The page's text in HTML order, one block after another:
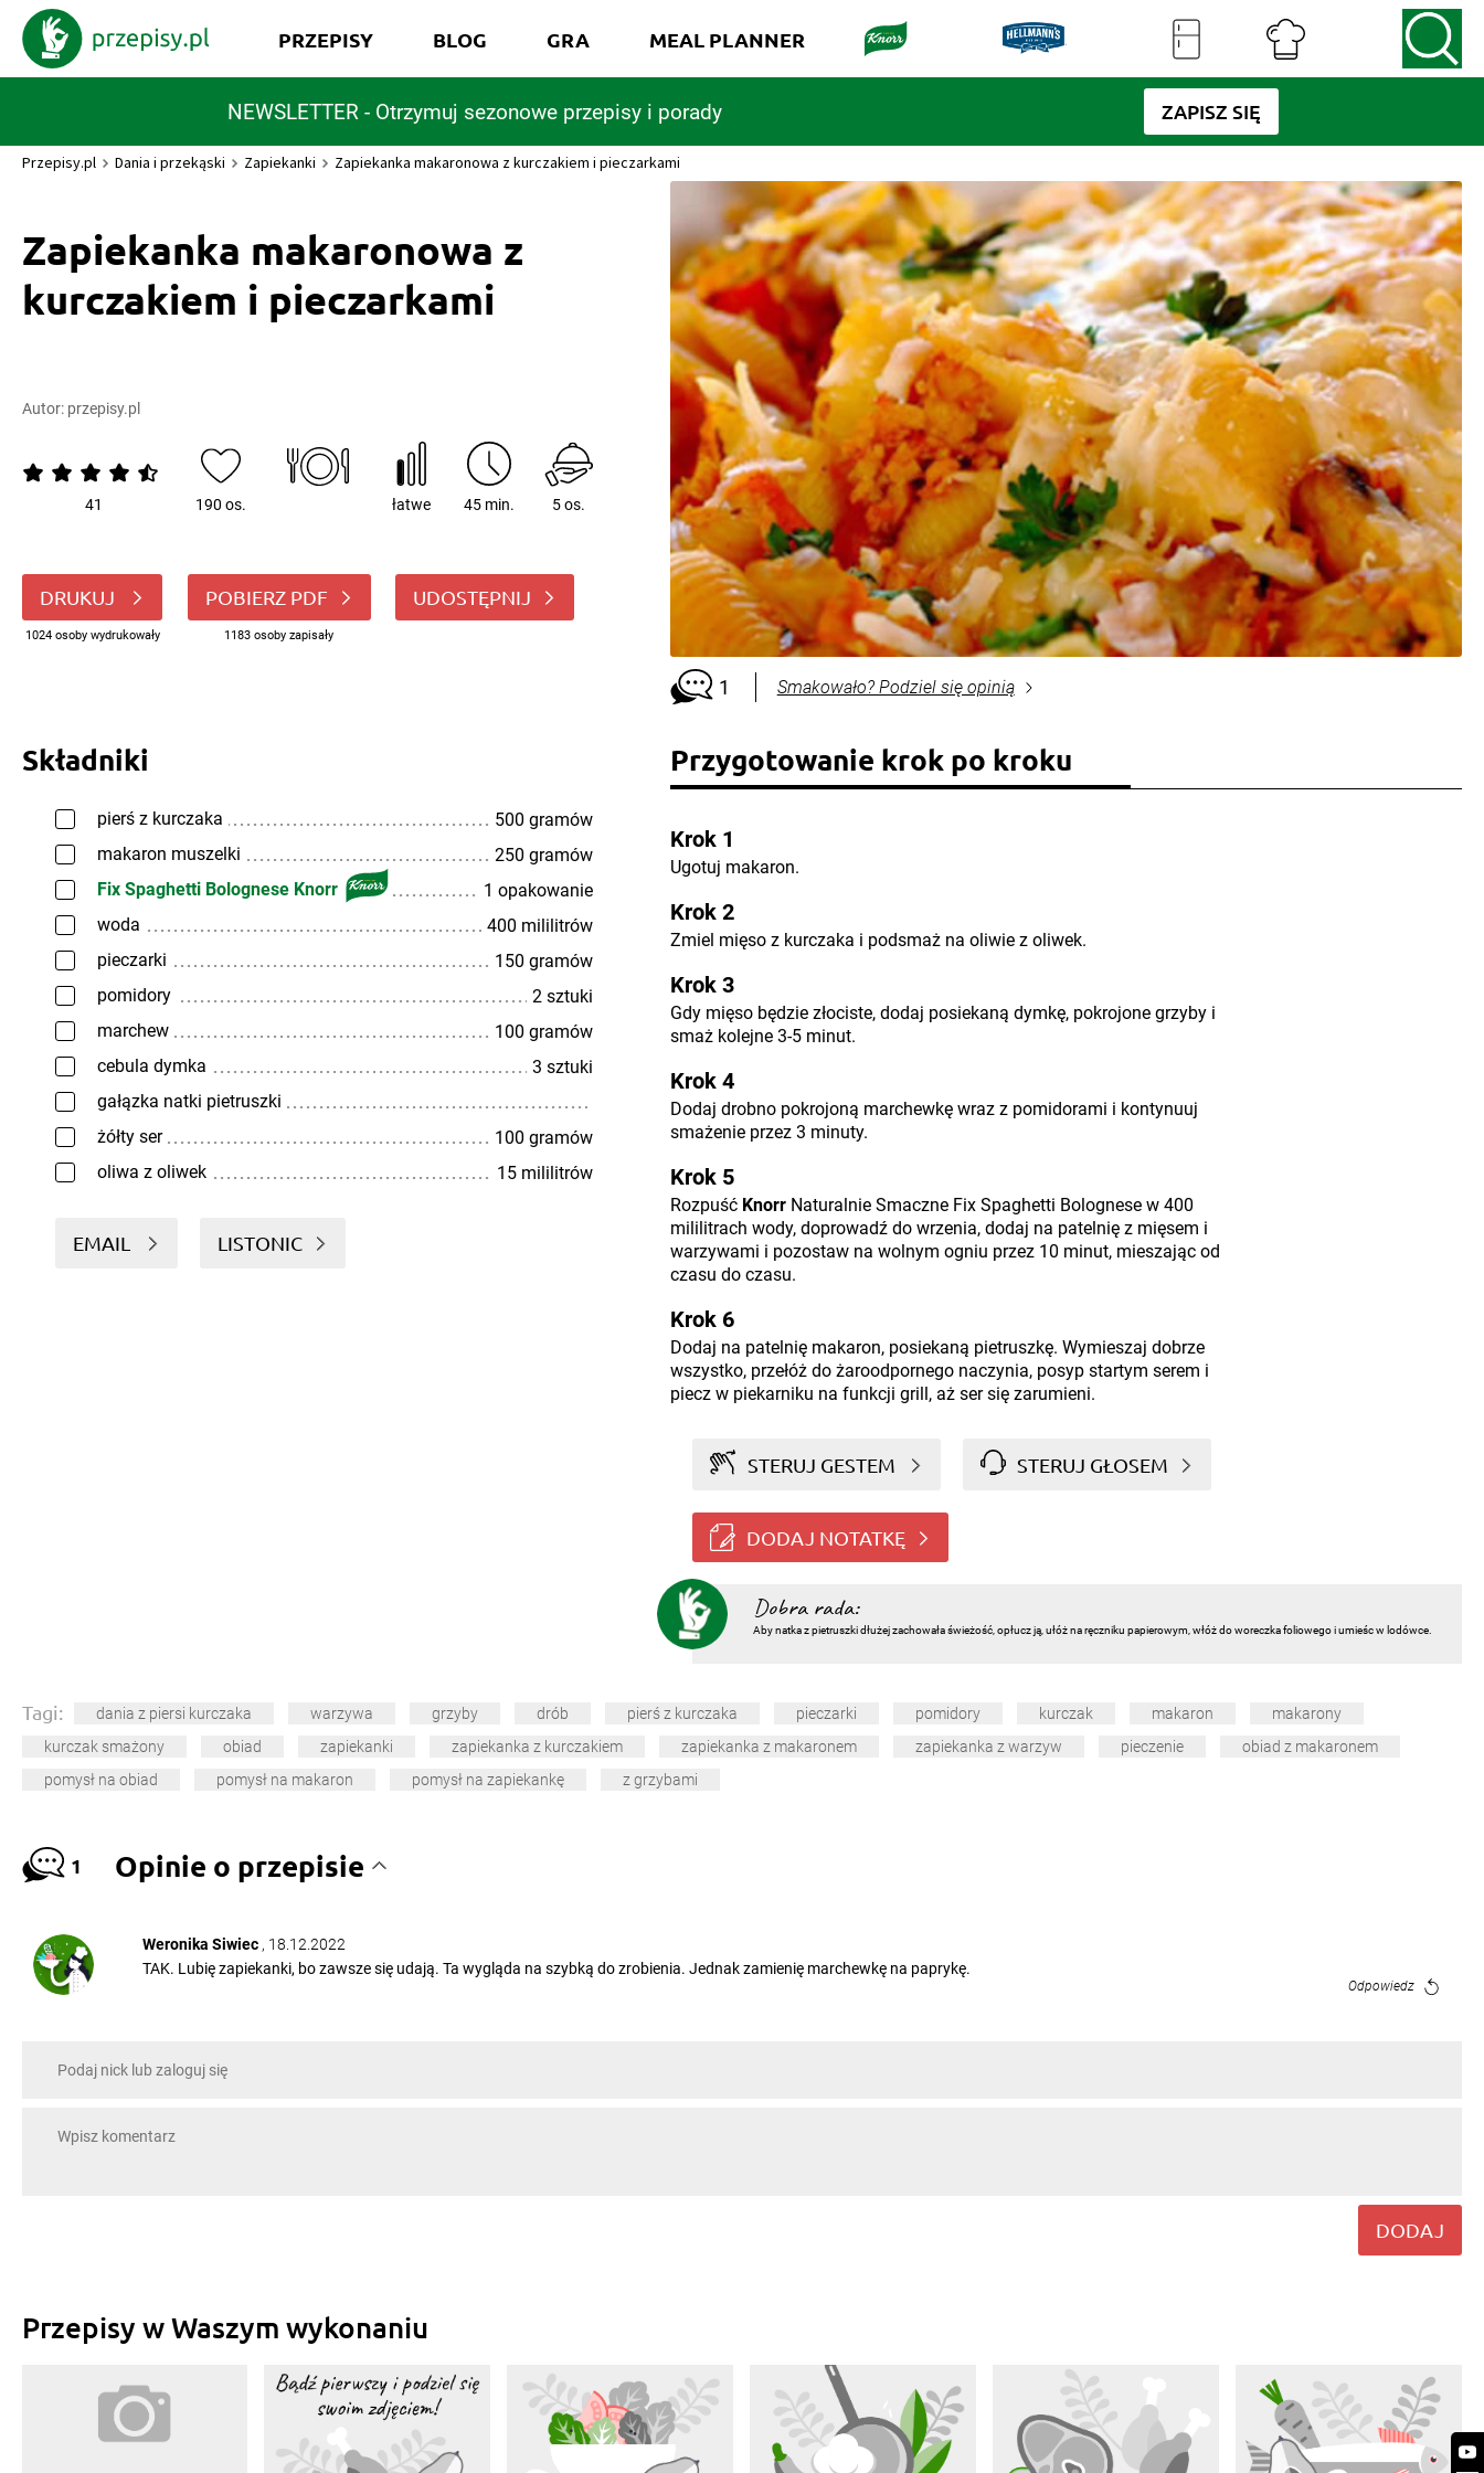
NEWSLETTER - Otrzymuj sezonowe przepisy i porady ZAPISZ SIĘ
PRZEPISY BLOG GRA MEAL PLANNER
Przepisy.pl Dania i przekąski Zapiekanki Zapiekanka makaronowa z kurczakiem i pieczarkami
Zapiekanka makaronowa z
kurczakiem i pieczarkami
Autor: przepisy.pl
41 190 os. łatwe 45 min. 5 os.
DRUKUJ
1024 osoby wydrukowały
POBIERZ PDF
1183 osoby zapisały
UDOSTĘPNIJ
1 Smakowało? Podziel się opinią
Składniki
pierś z kurczaka
500 gramów
makaron muszelki
250 gramów
Fix Spaghetti Bolognese Knorr
1 opakowanie
woda
400 mililitrów
pieczarki
150 gramów
pomidory
2 sztuki
marchew
100 gramów
cebula dymka
3 sztuki
gałązka natki pietruszki
żółty ser
100 gramów
oliwa z oliwek
15 mililitrów
EMAIL LISTONIC
Przygotowanie krok po kroku
Krok 1
Ugotuj makaron.
Krok 2
Zmiel mięso z kurczaka i podsmaż na oliwie z oliwek.
Krok 3
Gdy mięso będzie złociste, dodaj posiekaną dymkę, pokrojone grzyby i
smaż kolejne 3-5 minut.
Krok 4
Dodaj drobno pokrojoną marchewkę wraz z pomidorami i kontynuuj
smażenie przez 3 minuty.
Krok 5
Rozpuść KnorrNaturalnie Smaczne Fix Spaghetti Bolognese w 400
mililitrach wody, doprowadź do wrzenia, dodaj na patelnię z mięsem i
warzywami i pozostaw na wolnym ogniu przez 10 minut, mieszając od
czasu do czasu.
Krok 6
Dodaj na patelnię makaron, posiekaną pietruszkę. Wymieszaj dobrze
wszystko, przełóż do żaroodpornego naczynia, posyp startym serem i
piecz w piekarniku na funkcji grill, aż ser się zarumieni.
STERUJ GESTEM STERUJ GŁOSEM
DODAJ NOTATKĘ
Dobra rada:
Aby natka z pietruszki dłużej zachowała świeżość, opłucz ją, ułóż na ręczniku papierowym, włóż do woreczka foliowego i umieśc w lodówce.
Tagi: dania z piersi kurczaka warzywa grzyby drób pierś z kurczaka pieczarki pomidory kurczak makaron
makarony
kurczak smażony
obiad zapiekanki zapiekanka z kurczakiem zapiekanka z makaronem zapiekanka z warzyw pieczenie
obiad z makaronem
pomysł na obiad
pomysł na makaron pomysł na zapiekankę z grzybami
1 Opinie o przepisie
Weronika Siwiec , 18.12.2022
TAK. Lubię zapiekanki, bo zawsze się udają. Ta wygląda na szybką do zrobienia. Jednak zamienię marchewkę na paprykę.
Odpowiedz
DODAJ
Przepisy w Waszym wykonaniu